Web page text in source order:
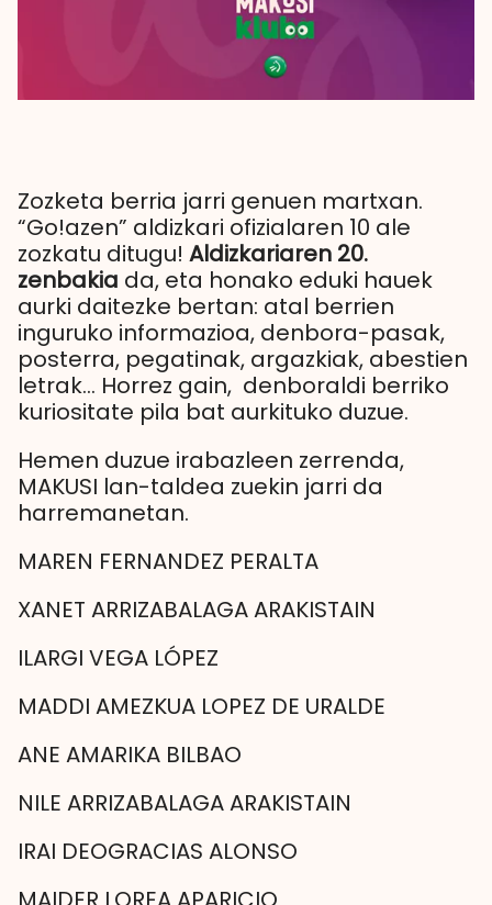
Zozketa berria jarri genuen martxan.
“Go!azen” aldizkari ofizialaren 10 ale
zozkatu ditugu! Aldizkariaren 20.
zenbakia da, eta honako eduki hauek
aurki daitezke bertan: atal berrien
inguruko informazioa, denbora-pasak,
posterra, pegatinak, argazkiak, abestien
letrak… Horrez gain, denboraldi berriko
kuriositate pila bat aurkituko duzue.
Hemen duzue irabazleen zerrenda,
MAKUSI lan-taldea zuekin jarri da
harremanetan.
MAREN FERNANDEZ PERALTA
XANET ARRIZABALAGA ARAKISTAIN
ILARGI VEGA LÓPEZ
MADDI AMEZKUA LOPEZ DE URALDE
ANE AMARIKA BILBAO
NILE ARRIZABALAGA ARAKISTAIN
IRAI DEOGRACIAS ALONSO